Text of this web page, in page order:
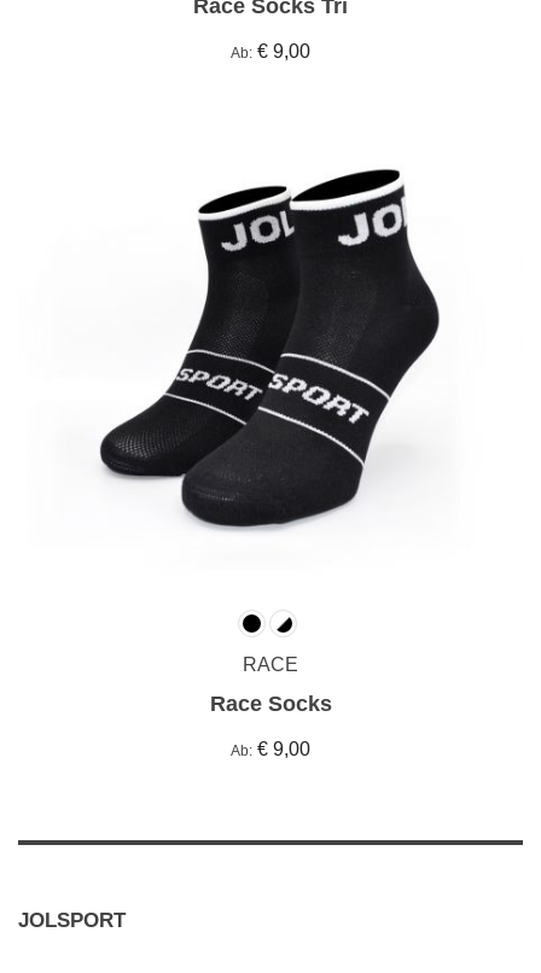
Race Socks Tri
Ab € 9,00
RACE
Race Socks
Ab € 9,00
JOLSPORT